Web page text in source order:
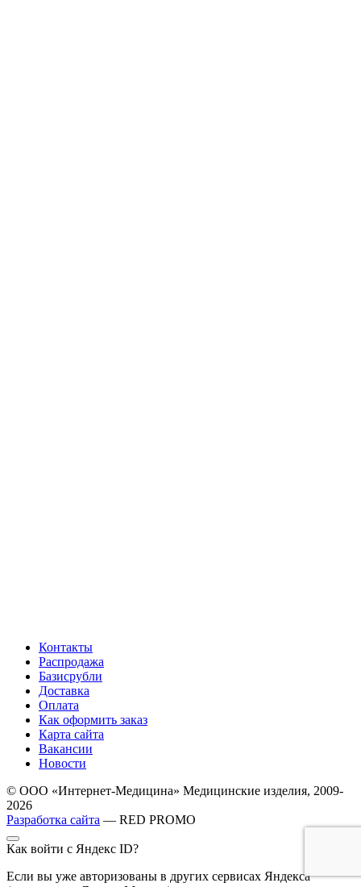
Контакты
Распродажа
Базисрубли
Доставка
Оплата
Как оформить заказ
Карта сайта
Вакансии
Новости
© ООО «Интернет-Медицина» Медицинские изделия, 2009-
2026
Разработка сайта — RED PROMO
Как войти с Яндекс ID?
Если вы уже авторизованы в других сервисах Яндекса